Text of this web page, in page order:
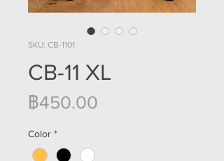
SKU: CB-1101
CB-11 XL
฿450.00
Color *